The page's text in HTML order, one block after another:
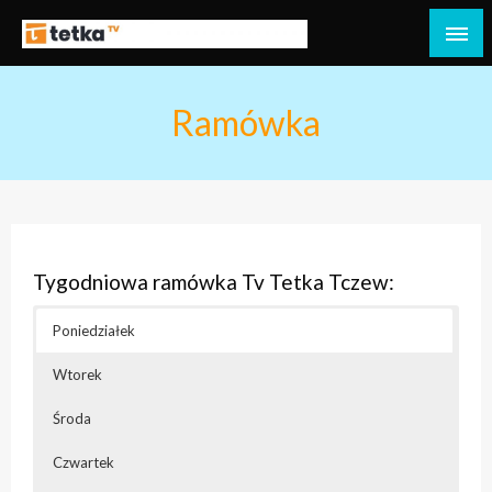
treściTv Tetka Tczew
Tetka Tczew – Twoja lokalna telewizja!
Ramówka
Tygodniowa ramówka Tv Tetka Tczew:
Poniedziałek
Wtorek
Środa
Czwartek